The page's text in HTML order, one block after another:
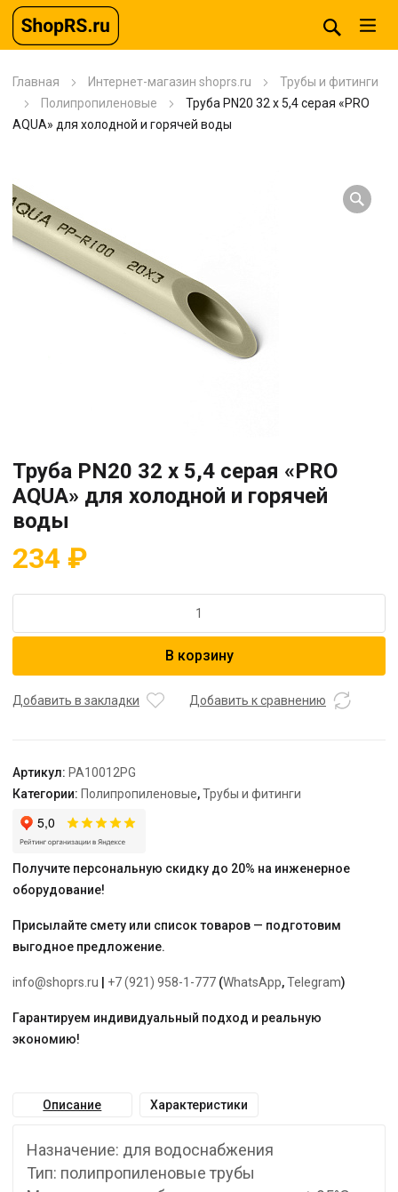
Главная Интернет-магазин shoprs.ru
Трубы и фитинги
Полипропиленовые
Труба PN20 32 x 5,4 серая «PRO
AQUA» для холодной и горячей воды
Труба PN20 32 x 5,4 серая «PRO
AQUA» для холодной и горячей
воды
234 ₽
Труба
x
AQUA"
для
холодной
воды
В корзину
Добавить в закладки Добавить к сравнению
Артикул: PA10012PG
Категории: Полипропиленовые,Трубы и фитинги
Получите персональную скидку до 20% на инженерное
оборудование!
Присылайте смету или список товаров — подготовим
выгодное предложение.
info@shoprs.ru +7 (921) 958-1-777 (WhatsApp,Telegram)
Гарантируем индивидуальный подход и реальную
экономию!
Описание Характеристики
Назначение: для водоснабжения
Тип: полипропиленовые трубы